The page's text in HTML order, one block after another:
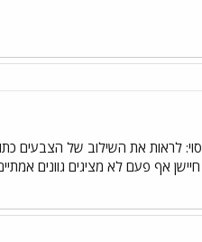
צולם מגובה של 5-10 ס"מ עם אור מהצד. הניסוי: לראות את
אף פעם לא מציגים גוונים